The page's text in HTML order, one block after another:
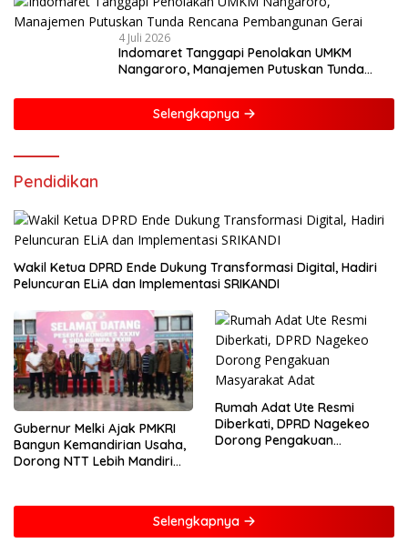
4 Juli 2026
Indomaret Tanggapi Penolakan UMKM
Nangaroro, Manajemen Putuskan Tunda
Selengkapnya
Pendidikan
Wakil Ketua DPRD Ende Dukung Transformasi Digital, Hadiri
Peluncuran ELiA dan Implementasi SRIKANDI
Gubernur Melki Ajak PMKRI
Bangun Kemandirian Usaha,
Dorong NTT Lebih Mandiri
Rumah Adat Ute Resmi
Diberkati, DPRD Nagekeo
Dorong Pengakuan
Selengkapnya